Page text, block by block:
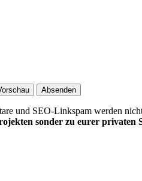
und SEO-Linkspam werden
sonder zu eurer privaten